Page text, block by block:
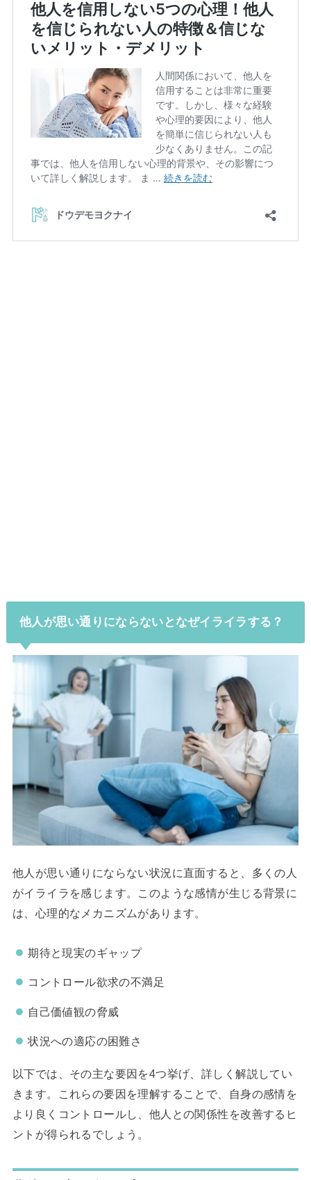
他人が思い通りにならないとなぜイライラする？
他人が思い通りにならない状況に直面すると、多くの人
がイライラを感じます。このような感情が生じる背景に
は、心理的なメカニズムがあります。
期待と現実のギャップ
コントロール欲求の不満足
自己価値観の脅威
状況への適応の困難さ
以下では、その主な要因を4つ挙げ、詳しく解説してい
きます。これらの要因を理解することで、自身の感情を
より良くコントロールし、他人との関係性を改善するヒ
ントが得られるでしょう。